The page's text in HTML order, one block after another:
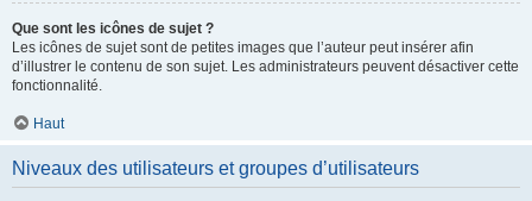
Que sont les icônes de sujet ?
Les icônes de sujet sont de petites images que l’auteur peut insérer afin
d’illustrer le contenu de son sujet. Les administrateurs peuvent désactiver cette
fonctionnalité.
Haut
Niveaux des utilisateurs et groupes d’utilisateurs